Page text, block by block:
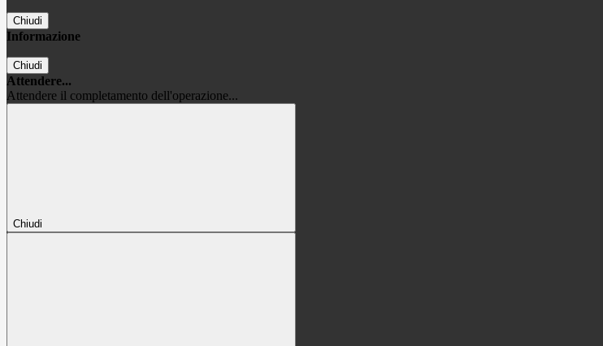
Chiudi
Informazione
Chiudi
Attendere...
Attendere il completamento dell'operazione...
Chiudi